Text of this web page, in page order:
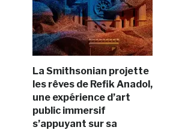
La Smithsonian projette
les rêves de Refik Anadol,
une expérience d’art
public immersif
s’appuyant sur sa